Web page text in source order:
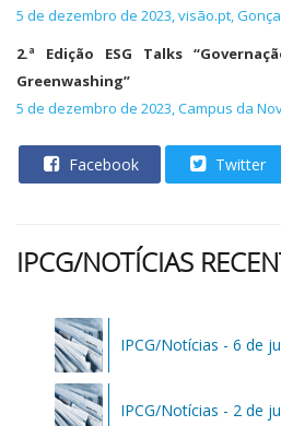
5 de dezembro de 2023, visão.pt,
2.ª Edição ESG Talks
Greenwashing”
5 de dezembro de 2023, Campus da
Facebook Twitter
IPCG/NOTÍCIAS
IPCG/Notícias - 6 de
IPCG/Notícias - 2 de